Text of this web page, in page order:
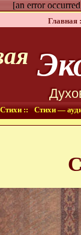
[an error
Главная
Стихи :: Стихи —